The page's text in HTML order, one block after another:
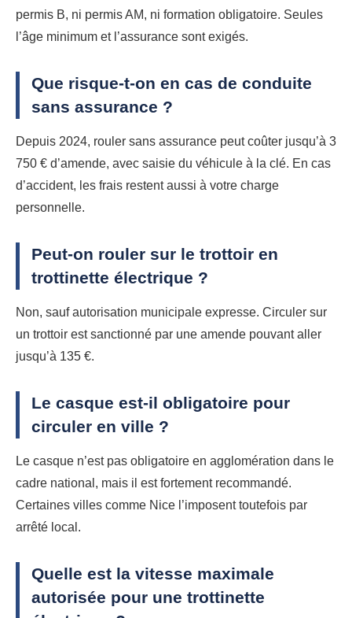
permis B, ni permis AM, ni formation obligatoire. Seules
l’âge minimum et l’assurance sont exigés.
Que risque-t-on en cas de conduite
sans assurance ?
Depuis 2024, rouler sans assurance peut coûter jusqu’à 3
750 € d’amende, avec saisie du véhicule à la clé. En cas
d’accident, les frais restent aussi à votre charge
personnelle.
Peut-on rouler sur le trottoir en
trottinette électrique ?
Non, sauf autorisation municipale expresse. Circuler sur
un trottoir est sanctionné par une amende pouvant aller
jusqu’à 135 €.
Le casque est-il obligatoire pour
circuler en ville ?
Le casque n’est pas obligatoire en agglomération dans le
cadre national, mais il est fortement recommandé.
Certaines villes comme Nice l’imposent toutefois par
arrêté local.
Quelle est la vitesse maximale
autorisée pour une trottinette